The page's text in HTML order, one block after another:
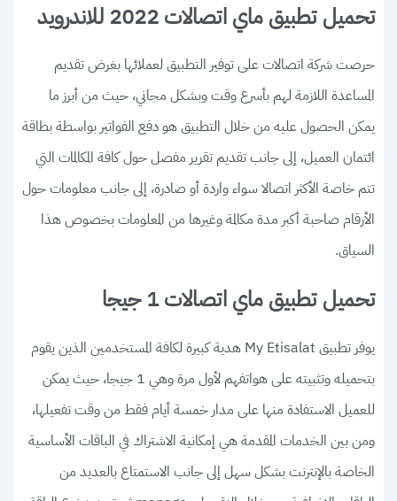
تحميل تطبيق ماي اتصالات 2022 للاندرويد
حرصت شركة اتصالات على توفير التطبيق لعملائها بغرض تقديم
المساعدة اللازمة لهم بأسرع وقت وبشكل مجاني، حيث من أبرز ما
يمكن الحصول عليه من خلال التطبيق هو دفع الفواتير بواسطة بطاقة
ائتمان العميل، إلى جانب تقديم تقرير مفصل حول كافة المكالمات التي
تتم خاصة الأكثر اتصالا سواء واردة أو صادرة، إلى جانب معلومات حول
الأرقام صاحبة أكبر مدة مكالمة وغيرها من المعلومات بخصوص هذا
السياق.
تحميل تطبيق ماي اتصالات 1 جيجا
يوفر تطبيق My Etisalat هدية كبيرة لكافة المستخدمين الذين يقوم
بتحميله وتثبيته على هواتفهم لأول مرة وهي 1 جيجا، حيث يمكن
للعميل الاستفادة منها على مدار خمسة أيام فقط من وقت تفعيلها،
ومن بين الخدمات المقدمة هي إمكانية الاشتراك في الباقات الأساسية
الخاصة بالإنترنت بشكل سهل إلى جانب الاستمتاع بالعديد من